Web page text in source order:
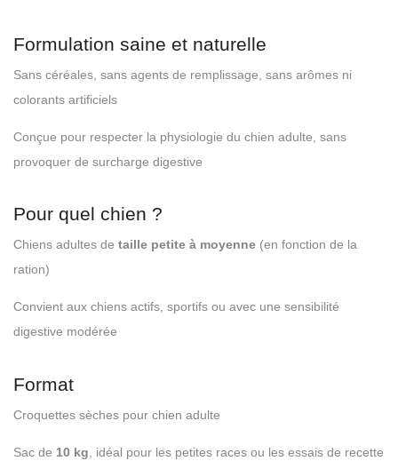
Formulation saine et naturelle
Sans céréales, sans agents de remplissage, sans arômes ni
colorants artificiels
Conçue pour respecter la physiologie du chien adulte, sans
provoquer de surcharge digestive
Pour quel chien ?
Chiens adultes de taille petite à moyenne (en fonction de la
ration)
Convient aux chiens actifs, sportifs ou avec une sensibilité
digestive modérée
Format
Croquettes sèches pour chien adulte
Sac de 10 kg , idéal pour les petites races ou les essais de recette